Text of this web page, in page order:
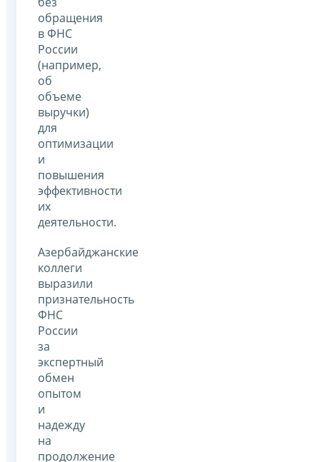
обращения
в ФНС
России
(например,
об
объеме
выручки)
для
оптимизации
и
повышения
эффективности
их
деятельности.
Азербайджанские
коллеги
выразили
признательность
ФНС
России
за
экспертный
обмен
опытом
и
надежду
на
продолжение